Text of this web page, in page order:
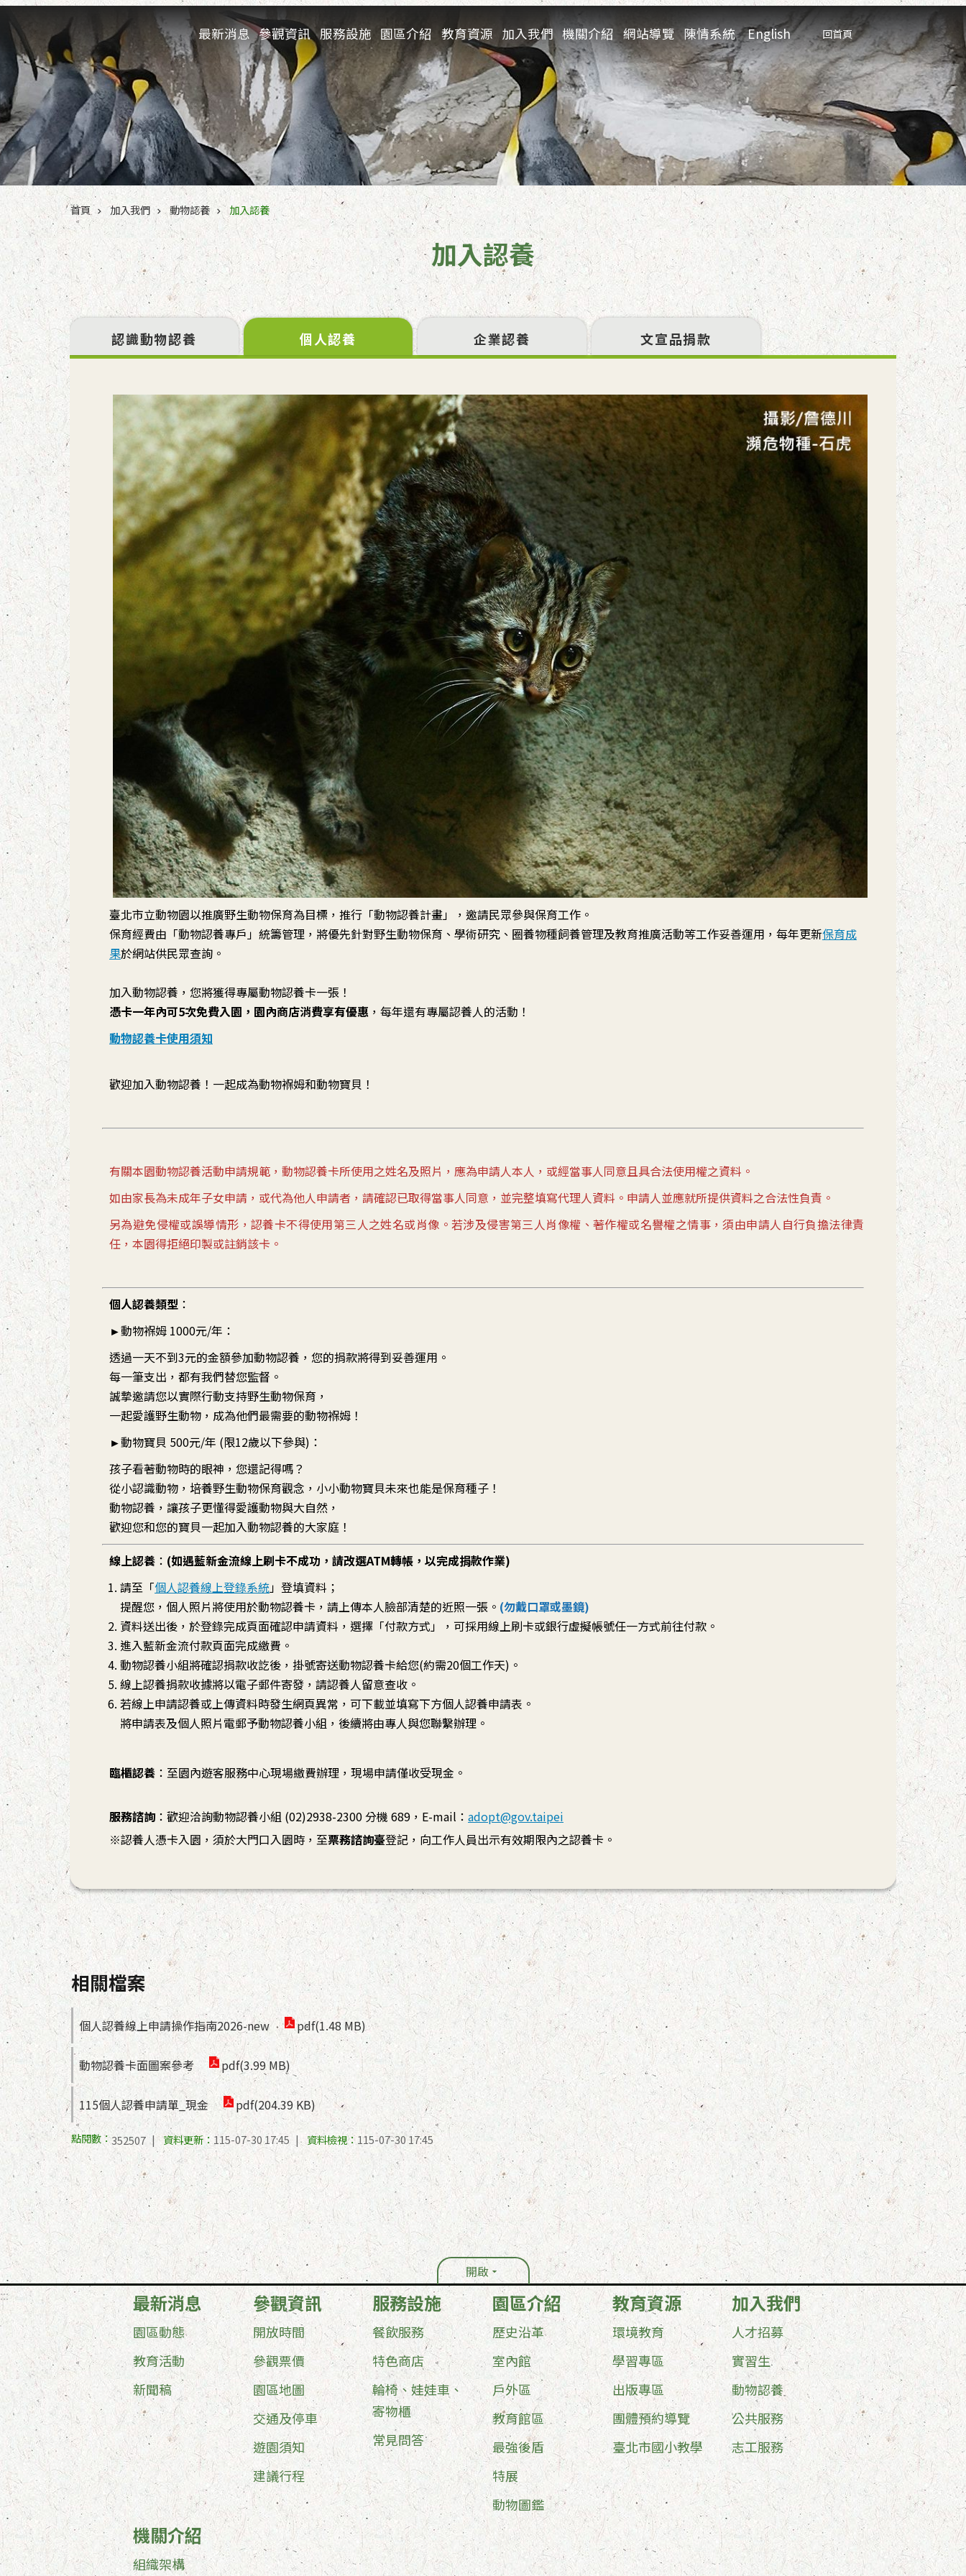
:::
回首頁
最新消息 參觀資訊 服務設施 園區介紹 教育資源 加入我們 機關介紹 網站導覽 陳情系統 English
:::
首頁 加入我們 動物認養 加入認養
加入認養
認識動物認養 個人認養 企業認養 文宣品捐款
臺北市立動物園以推廣野生動物保育為目標，推行「動物認養計畫」，邀請民眾參與保育工作。
保育經費由「動物認養專戶」統籌管理，將優先針對野生動物保育、學術研究、圈養物種飼養管理及教育推廣活動等工作妥善運用，每年更新保育成
果於網站供民眾查詢。
加入動物認養，您將獲得專屬動物認養卡一張！
憑卡一年內可5次免費入園，園內商店消費享有優惠 ，每年還有專屬認養人的活動！
動物認養卡使用須知
歡迎加入動物認養！一起成為動物褓姆和動物寶貝！
有關本園動物認養活動申請規範，動物認養卡所使用之姓名及照片，應為申請人本人，或經當事人同意且具合法使用權之資料。
如由家長為未成年子女申請，或代為他人申請者，請確認已取得當事人同意，並完整填寫代理人資料。申請人並應就所提供資料之合法性負責。
另為避免侵權或誤導情形，認養卡不得使用第三人之姓名或肖像。若涉及侵害第三人肖像權、著作權或名譽權之情事，須由申請人自行負擔法律責
任，本園得拒絕印製或註銷該卡。
個人認養類型 ：
►動物褓姆 1000元/年：
透過一天不到3元的金額參加動物認養，您的捐款將得到妥善運用。
每一筆支出，都有我們替您監督。
誠摯邀請您以實際行動支持野生動物保育，
一起愛護野生動物，成為他們最需要的動物褓姆！
►動物寶貝 500元/年 (限12歲以下參與)：
孩子看著動物時的眼神，您還記得嗎？
從小認識動物，培養野生動物保育觀念，小小動物寶貝未來也能是保育種子！
動物認養，讓孩子更懂得愛護動物與大自然，
歡迎您和您的寶貝一起加入動物認養的大家庭！
線上認養 ： (如遇藍新金流線上刷卡不成功，請改選ATM轉帳，以完成捐款作業)
請至「個人認養線上登錄系統」登填資料；
提醒您，個人照片將使用於動物認養卡，請上傳本人臉部清楚的近照一張。 (勿戴口罩或墨鏡)
資料送出後，於登錄完成頁面確認申請資料，選擇「付款方式」，可採用線上刷卡或銀行虛擬帳號任一方式前往付款。
進入藍新金流付款頁面完成繳費。
動物認養小組將確認捐款收訖後，掛號寄送動物認養卡給您(約需20個工作天)。
線上認養捐款收據將以電子郵件寄發，請認養人留意查收。
若線上申請認養或上傳資料時發生網頁異常，可下載並填寫下方個人認養申請表。
將申請表及個人照片電郵予動物認養小組，後續將由專人與您聯繫辦理。
臨櫃認養 ：至園內遊客服務中心現場繳費辦理，現場申請僅收受現金。
服務諮詢 ：歡迎洽詢動物認養小組 (02)2938-2300 分機 689，E-mail： adopt@gov.taipei
※認養人憑卡入園，須於大門口入園時，至票務諮詢臺登記，向工作人員出示有效期限內之認養卡。
相關檔案
個人認養線上申請操作指南2026-new pdf(1.48 MB)
動物認養卡面圖案參考 pdf(3.99 MB)
115個人認養申請單_現金 pdf(204.39 KB)
點閱數： 352507 資料更新： 115-07-30 17:45 資料檢視：115-07-30 17:45
開啟
:::
最新消息
園區動態
教育活動
新聞稿
參觀資訊
開放時間
參觀票價
園區地圖
交通及停車
遊園須知
建議行程
服務設施
餐飲服務
特色商店
輪椅、娃娃車、
寄物櫃
常見問答
園區介紹
歷史沿革
室內館
戶外區
教育館區
最強後盾
特展
動物圖鑑
教育資源
環境教育
學習專區
出版專區
團體預約導覽
臺北市國小教學
加入我們
人才招募
實習生
動物認養
公共服務
志工服務
機關介紹
組織架構